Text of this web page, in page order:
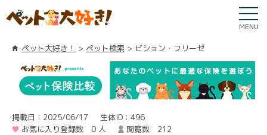
MENU
ペット大好き！ ペット検索 ビション・フリーゼ
掲載日：2025/06/17
生体ID：496
お気に入り登録数 0 人
閲覧数 212